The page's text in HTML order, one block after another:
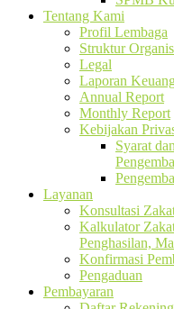
Tentang Kami
Profil Lembaga
Struktur
Legal
Laporan
Annual Report
Monthly Report
Kebijakan
Syarat
Layanan
Konsultasi
Kalkulator
Penghasilan,
Konfirmasi
Pengaduan
Pembayaran